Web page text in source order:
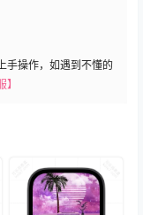
手操作，如遇到不懂的